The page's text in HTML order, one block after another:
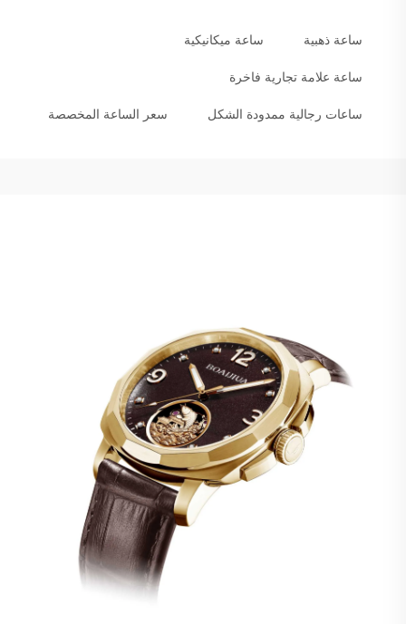
ساعة ذهبية ساعة ميكانيكية
ساعة علامة تجارية فاخرة
ساعات رجالية ممدودة الشكل سعر الساعة المخصصة